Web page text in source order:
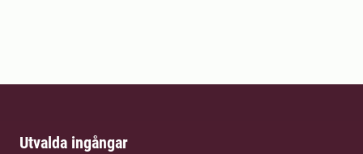
Utvalda ingångar